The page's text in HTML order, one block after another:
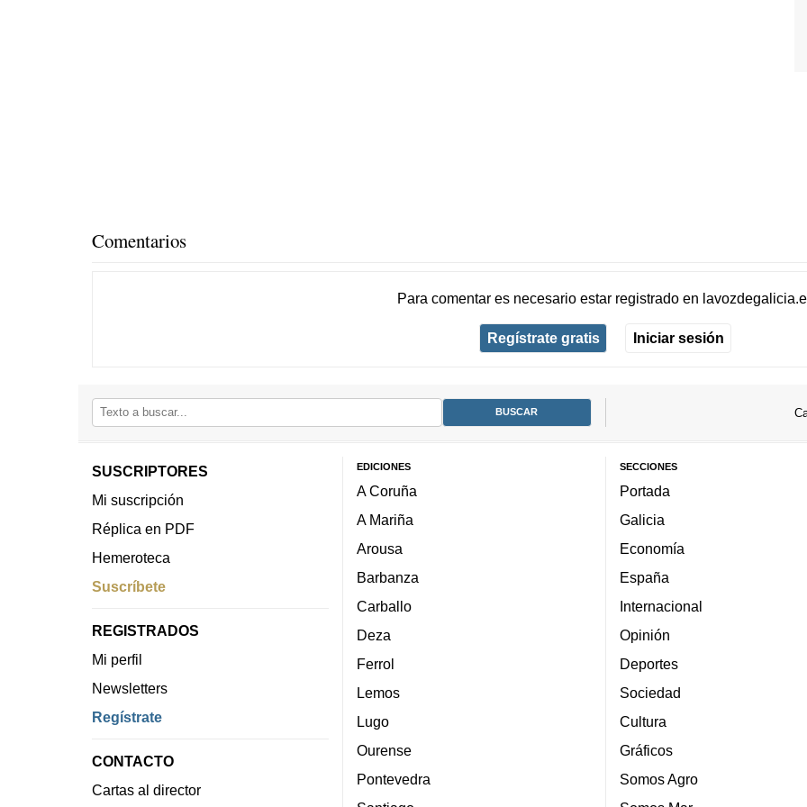
Comentarios
Para comentar es necesario estar registradoen
Regístrate gratis Iniciar sesión
SUSCRIPTORES
Mi suscripción
Réplica en PDF
Hemeroteca
Suscríbete
REGISTRADOS
Mi perfil
Newsletters
Regístrate
CONTACTO
Cartas al director
EDICIONES
A Coruña
A Mariña
Arousa
Barbanza
Carballo
Deza
Ferrol
Lemos
Lugo
Ourense
Pontevedra
SECCIONES
Portada
Galicia
Economía
España
Internacional
Opinión
Deportes
Sociedad
Cultura
Gráficos
Somos Agro